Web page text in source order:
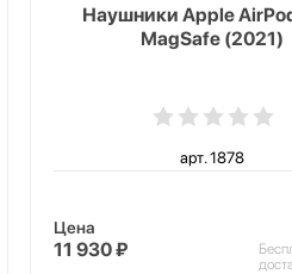
Наушники Apple
MagSafe (2021)
арт. 1878
Цена
11 930 ₽